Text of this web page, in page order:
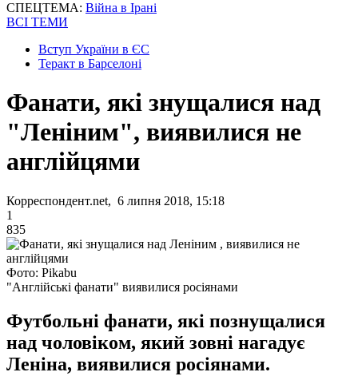
СПЕЦТЕМА: Війна в Ірані
ВСІ ТЕМИ
Вступ України в ЄС
Теракт в Барселоні
Фанати, які знущалися над
"Леніним", виявилися не
англійцями
Корреспондент.net, 6 липня 2018, 15:18
1
835
Фото: Pikabu
"Англійські фанати" виявилися росіянами
Футбольні фанати, які познущалися
над чоловіком, який зовні нагадує
Леніна, виявилися росіянами.